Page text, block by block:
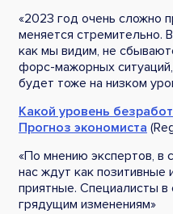
«2023 год очень сложно
меняется стремительно.
как мы видим, не
форс-мажорных
будет тоже на низком
Какой уровень
Прогноз экономиста
«По мнению экспертов,
нас ждут как позитивные
приятные. Cпециалисты
грядущим изменениям»